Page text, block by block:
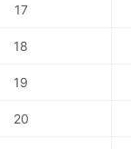
17
18
19
20